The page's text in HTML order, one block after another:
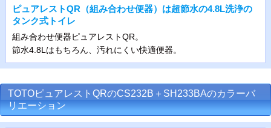
ピュアレストQR（組み合わせ便器）は超節水の4.8L洗浄の
タンク式トイレ
組み合わせ便器ピュアレストQR。
節水4.8Lはもちろん、汚れにくい快適便器。
TOTOピュアレストQRのCS232B＋SH233BAのカラーバ
リエーション